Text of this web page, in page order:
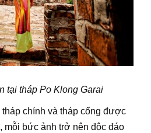
tại tháp Po Klong Garai
chính và tháp cổng được
mỗi bức ảnh trở nên độc đáo